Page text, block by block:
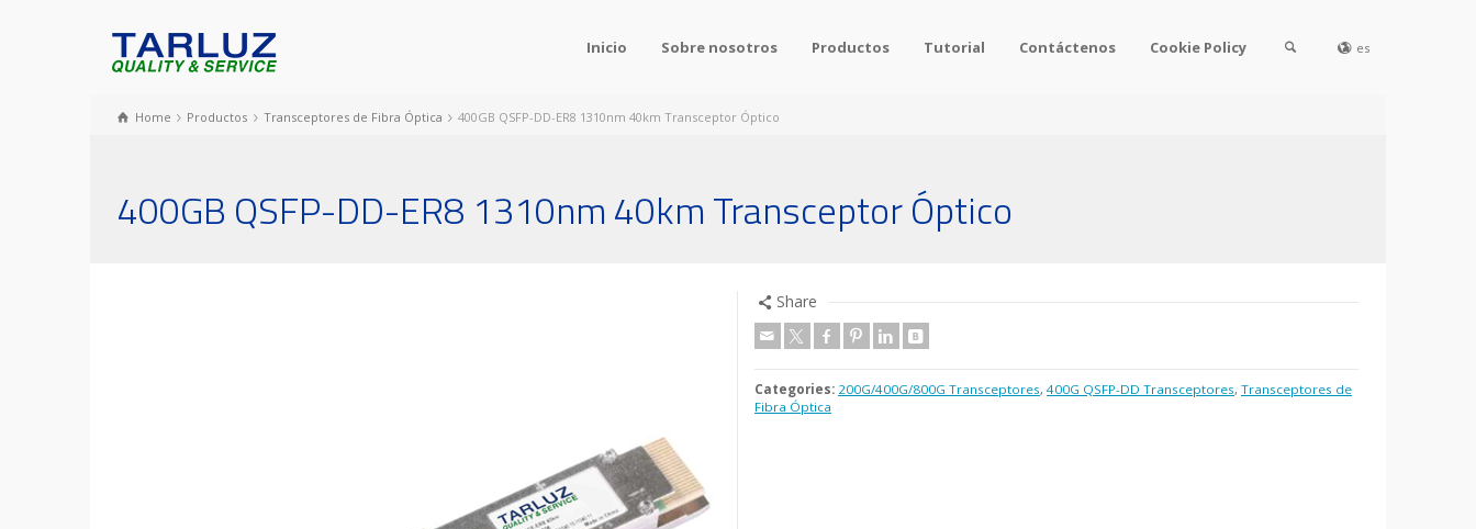
Inicio Sobre nosotros Productos Tutorial Contáctenos Cookie Policy es
Home Productos Transceptores de Fibra Óptica 400GB QSFP-DD-ER8 1310nm 40km Transceptor Óptico
400GB QSFP-DD-ER8 1310nm 40km Transceptor Óptico
Share
Categories: 200G/400G/800G Transceptores, 400G QSFP-DD Transceptores, Transceptores de
Fibra Óptica